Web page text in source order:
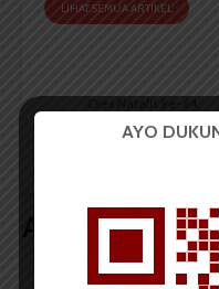
LIHAT SEMUA ARTIKEL
Independence Run
Artikel terkait
AYO